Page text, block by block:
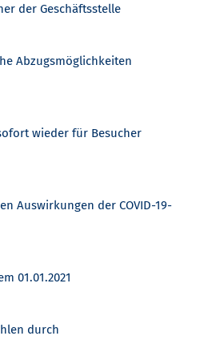
der Geschäftsstelle
Abzugsmöglichkeiten
wieder für Besucher
Auswirkungen der COVID-19-
01.01.2021
durch